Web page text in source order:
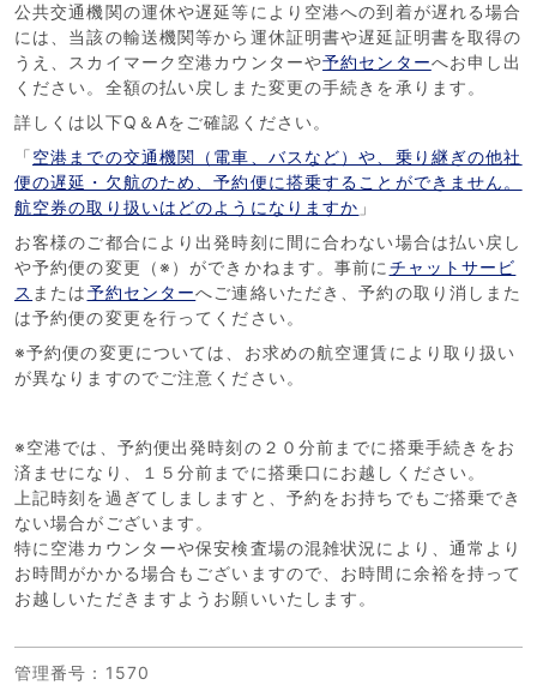
公共交通機関の運休や遅延等により空港への到着が遅れる場合
には、当該の輸送機関等から運休証明書や遅延証明書を取得の
うえ、スカイマーク空港カウンターや予約センターへお申し出
ください。全額の払い戻しまた変更の手続きを承ります。
詳しくは以下Q＆Aをご確認ください。
「空港までの交通機関（電車、バスなど）や、乗り継ぎの他社
便の遅延・欠航のため、予約便に搭乗することができません。
航空券の取り扱いはどのようになりますか 」
お客様のご都合により出発時刻に間に合わない場合は払い戻し
や予約便の変更（※）ができかねます。事前に チャットサービ
ス または予約センターへご連絡いただき、予約の取り消しまた
は予約便の変更を行ってください。
※予約便の変更については、お求めの航空運賃により取り扱い
が異なりますのでご注意ください。
※空港では、予約便出発時刻の２０分前までに搭乗手続きをお
済ませになり、１５分前までに搭乗口にお越しください。
上記時刻を過ぎてしましますと、予約をお持ちでもご搭乗でき
ない場合がございます。
特に空港カウンターや保安検査場の混雑状況により、通常より
お時間がかかる場合もございますので、お時間に余裕を持って
お越しいただきますようお願いいたします。
管理番号 ：1570